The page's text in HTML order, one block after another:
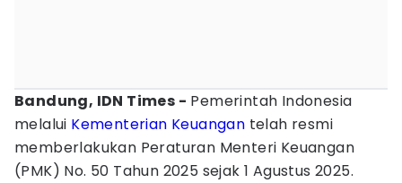
Bandung, IDN Times - Pemerintah Indonesia
melalui Kementerian Keuangan telah resmi
memberlakukan Peraturan Menteri Keuangan
(PMK) No. 50 Tahun 2025 sejak 1 Agustus 2025.